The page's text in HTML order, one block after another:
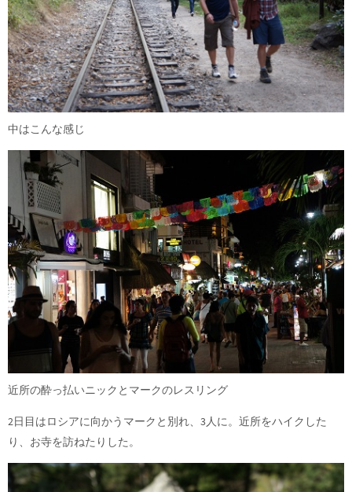
中はこんな感じ
近所の酔っ払いニックとマークのレスリング
2日目はロシアに向かうマークと別れ、3人に。近所をハイクした
り、お寺を訪ねたりした。